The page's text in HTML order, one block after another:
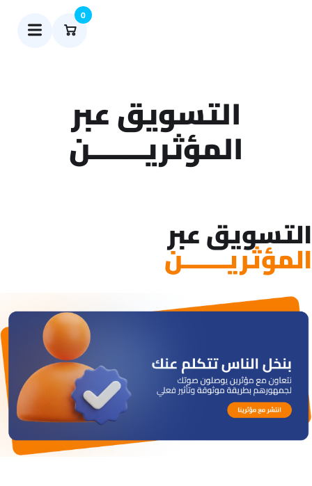
0
التسويق عبر
المؤثريـــــــن
التسويق عبر
المؤثريـــــــن